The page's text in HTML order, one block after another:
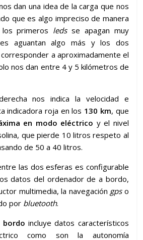
dan una idea de la carga que nos
que es algo impreciso de manera
primeros ledsse apagan muy
aguantan algo más y los dos
a aproximadamente el
nos dan entre 4 y 5 kilómetros de
nos indica la velocidad e
indicadora roja en los 130 km, que
en modo eléctrico y el nivel
que pierde 10 litros respeto al
de 50 a 40 litros.
las dos esferas es configurable
datos del ordenador de a bordo,
multimedia, la navegación gpso
por bluetooth.
bordo incluye datos característicos
como son la autonomía